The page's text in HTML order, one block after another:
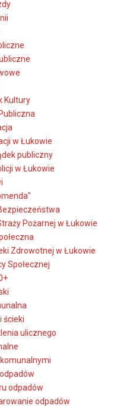
Kultury
w Łukowie
publiczny
w Łukowie
Pożarnej w Łukowie
Zdrowotnej w Łukowie
Społecznej
ścieki
ulicznego
odpadów
odpadów